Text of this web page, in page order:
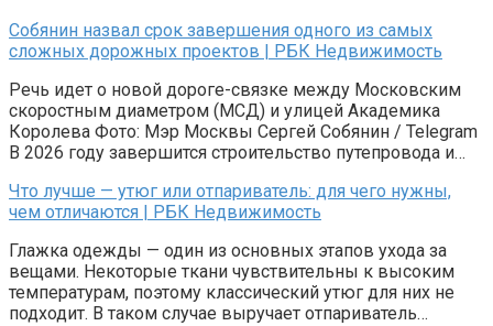
Собянин назвал срок завершения одного из самых
сложных дорожных проектов | РБК Недвижимость
Речь идет о новой дороге-связке между Московским
скоростным диаметром (МСД) и улицей Академика
Королева Фото: Мэр Москвы Сергей Собянин / Telegram
В 2026 году завершится строительство путепровода и…
Что лучше — утюг или отпариватель: для чего нужны,
чем отличаются | РБК Недвижимость
Глажка одежды — один из основных этапов ухода за
вещами. Некоторые ткани чувствительны к высоким
температурам, поэтому классический утюг для них не
подходит. В таком случае выручает отпариватель…